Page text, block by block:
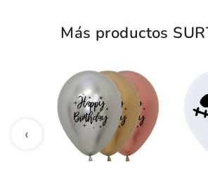
Más productos
‹